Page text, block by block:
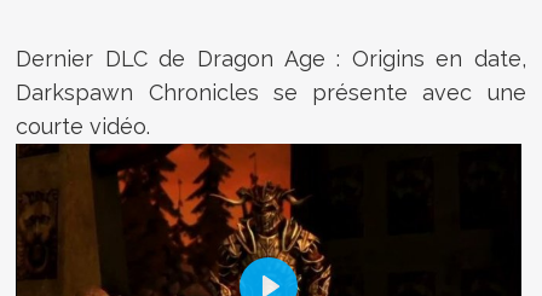
Dernier DLC de Dragon Age : Origins en date,
Darkspawn Chronicles se présente avec une
courte vidéo.